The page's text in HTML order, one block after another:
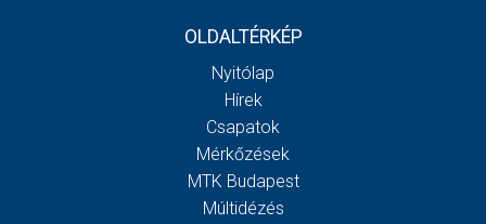
OLDALTÉRKÉP
Nyitólap
Hírek
Csapatok
Mérkőzések
MTK Budapest
Múltidézés